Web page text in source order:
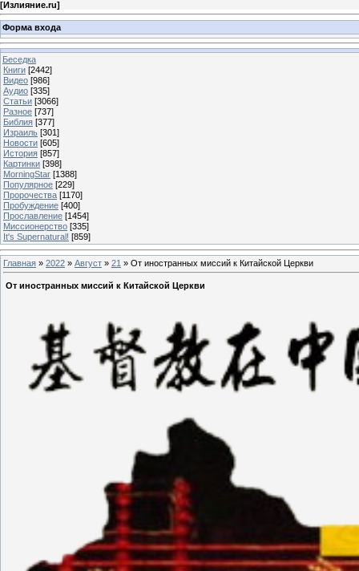
[Излияние.ru]
Форма входа
Беседка
Книги [2442]
Видео [986]
Аудио [335]
Статьи [3066]
Разное [737]
Библия [377]
Израиль [301]
Новости [605]
История [857]
Картинки [398]
MorningStar [1388]
Популярное [229]
Пророчества [1170]
Пробуждение [400]
Прославление [1454]
Миссионерство [335]
It's Supernatural! [859]
Главная » 2022 » Август » 21 » От иностранных миссий к Китайской Церкви
От иностранных миссий к Китайской Церкви